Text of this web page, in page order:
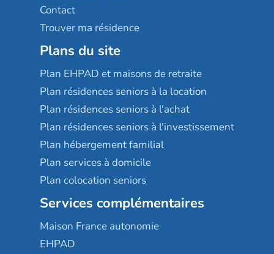
Contact
Trouver ma résidence
Plans du site
Plan EHPAD et maisons de retraite
Plan résidences seniors à la location
Plan résidences seniors à l'achat
Plan résidences seniors à l'investissement
Plan hébergement familial
Plan services à domicile
Plan colocation seniors
Services complémentaires
Maison France autonomie
EHPAD